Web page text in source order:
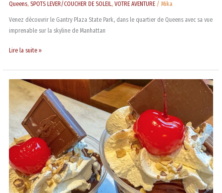
Queens,SPOTS LEVER/COUCHER DE SOLEIL,VOTRE AVENTURE /Mika
Venez découvrir le Gantry Plaza State Park, dans le quartier de Queens avec sa vue
imprenable sur la skyline de Manhattan
Lire la suite »
Ghirardelli,
paradis
amateurs
de
chocolat